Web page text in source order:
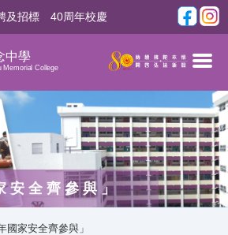
中學
Memorial College
及招標 40周年校慶
安全齊參與」
國家安全齊參與」